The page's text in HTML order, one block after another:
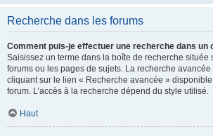
Recherche dans les forums
Comment puis-je effectuer une recherche dans un
Saisissez un terme dans la boîte de recherche située
forums ou les pages de sujets. La recherche
cliquant sur le lien « Recherche avancée »
forum. L’accès à la recherche dépend du style utilisé.
Haut